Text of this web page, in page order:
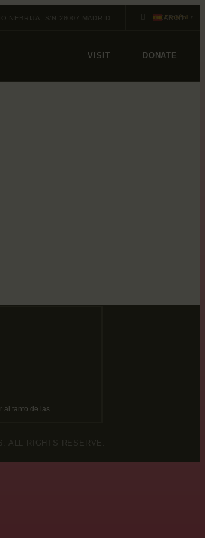
NEBRIJA, S/N 28007 MADRID
VISIT DONATE
al tanto de las
ALL RIGHTS RESERVE.
Español